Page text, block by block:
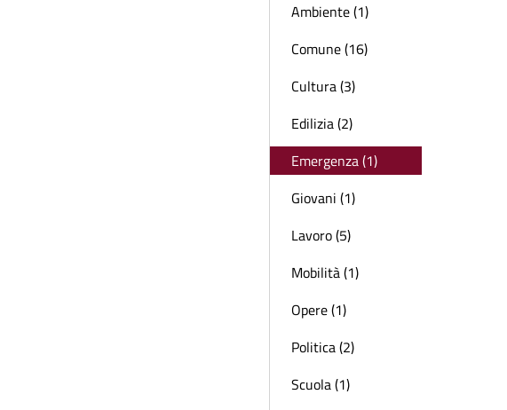
Ambiente (1)
Comune (16)
Cultura (3)
Edilizia (2)
Emergenza (1)
Giovani (1)
Lavoro (5)
Mobilità (1)
Opere (1)
Politica (2)
Scuola (1)